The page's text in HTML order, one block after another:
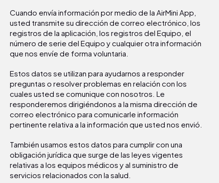
Cuando envía información por medio de la AirMini App,
usted transmite su dirección de correo electrónico, los
registros de la aplicación, los registros del Equipo, el
número de serie del Equipo y cualquier otra información
que nos envíe de forma voluntaria.
Estos datos se utilizan para ayudarnos a responder
preguntas o resolver problemas en relación con los
cuales usted se comunique con nosotros. Le
responderemos dirigiéndonos a la misma dirección de
correo electrónico para comunicarle información
pertinente relativa a la información que usted nos envió.
También usamos estos datos para cumplir con una
obligación jurídica que surge de las leyes vigentes
relativas a los equipos médicos y al suministro de
servicios relacionados con la salud.